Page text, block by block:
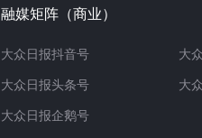
融媒矩阵（商业）
大众日报抖音号
大众日报头条号
大众日报企鹅号
大
大